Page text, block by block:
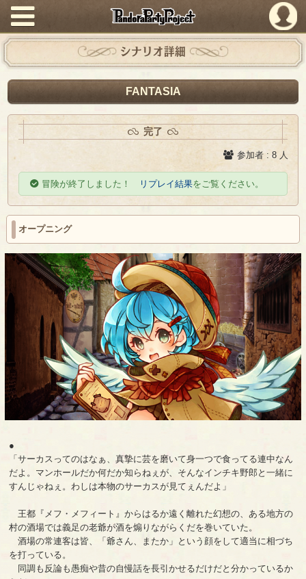
PandoraPartyProject
シナリオ詳細
FANTASIA
完了
参加者 : 8 人
冒険が終了しました！ リプレイ結果をご覧ください。
オープニング
●
「サーカスってのはなぁ、真摯に芸を磨いて身一つで食ってる連中なん
だよ。マンホールだか何だか知らねぇが、そんなインチキ野郎と一緒に
すんじゃねぇ。わしは本物のサーカスが見てぇんだよ」
王都『メフ・メフィート』からはるか遠く離れた幻想の、ある地方の
村の酒場では義足の老爺が酒を煽りながらくだを巻いていた。
酒場の常連客は皆、「爺さん、またか」という顔をして適当に相づち
を打っている。
同調も反論も愚痴や昔の自慢話を長引かせるだけだと分かっているか